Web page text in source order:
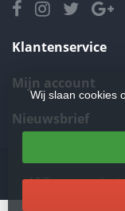
Klantenservice
Mijn account
Nieuwsbrief
4.5/5sterren op
Wij slaan cookies